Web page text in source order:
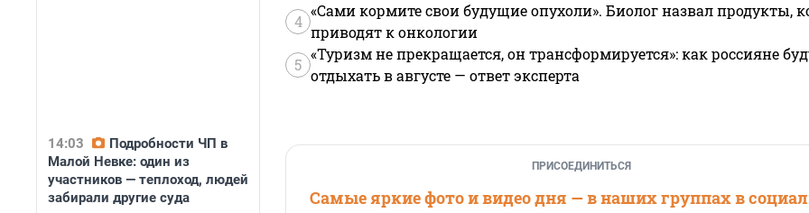
14:03
Подробности ЧП в
Малой Невке: один из
участников — теплоход, людей
забирали другие суда
4
«Сами кормите свои будущие опухоли». Биолог назвал продукты,
приводят к онкологии
5
«Туризм не прекращается, он трансформируется»: как россияне
отдыхать в августе — ответ эксперта
ПРИСОЕДИНИТЬСЯ
Самые яркие фото и видео дня — в наших группах в